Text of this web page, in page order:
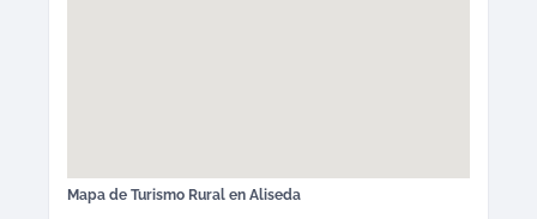
Mapa de Turismo Rural en Aliseda